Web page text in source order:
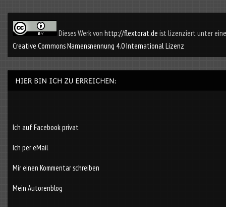
Dieses Werk von http://flextorat.de ist lizenziert unter
Creative Commons Namensnennung 4.0 International Lizenz
Ich auf Facebook privat
Ich per eMail
Mir einen Kommentar schreiben
Mein Autorenblog